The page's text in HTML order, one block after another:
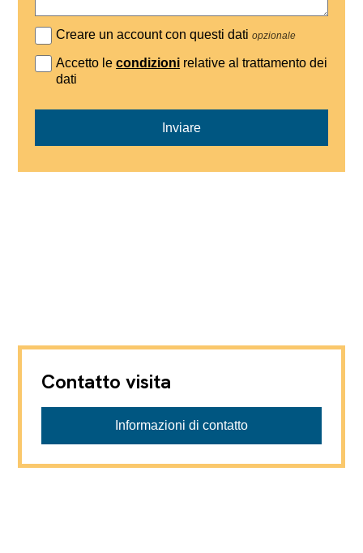
Creare un account con questi datiopzionale
Accetto lecondizioni relative al trattamento dei
dati
Inviare
Contatto visita
Informazioni di contatto